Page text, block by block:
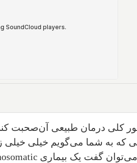
کلی درمان طبیعی آن‌صحبت
که به شما می‌گویم خیلی
می‌توان گفت یک بیماری